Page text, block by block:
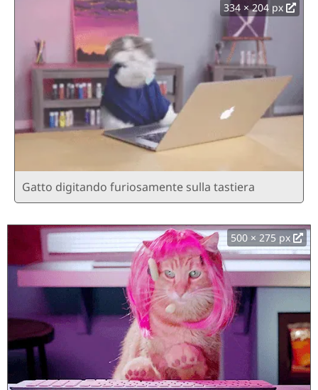
334 × 204 px
Gatto digitando furiosamente sulla tastiera
500 × 275 px